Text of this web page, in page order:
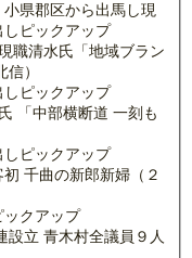
県郡区から出馬し現
ピックアップ
職清水氏「地域ブラン
）
ピックアップ
「中部横断道 一刻も
ピックアップ
千曲の新郎新婦（２
クアップ
設立 青木村全議員９人